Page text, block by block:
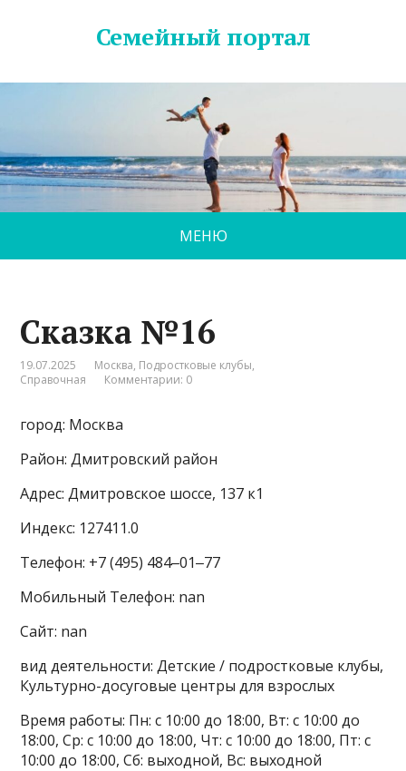
Семейный портал
МЕНЮ
Сказка №16
19.07.2025 Москва, Подростковые клубы,
Справочная
Комментарии: 0
город: Москва
Район: Дмитровский район
Адрес: Дмитровское шоссе, 137 к1
Индекс: 127411.0
Телефон: +7 (495) 484‒01‒77
Мобильный Телефон: nan
Сайт: nan
вид деятельности: Детские / подростковые клубы,
Культурно-досуговые центры для взрослых
Время работы: Пн: с 10:00 до 18:00, Вт: с 10:00 до
18:00, Ср: с 10:00 до 18:00, Чт: с 10:00 до 18:00, Пт: с
10:00 до 18:00, Сб: выходной, Вс: выходной